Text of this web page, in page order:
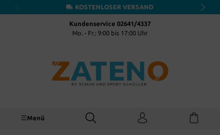
KOSTENLOSER VERSAND
Kundenservice 02641/4337
Mo. - Fr.: 9:00 bis 17:00 Uhr
Menü